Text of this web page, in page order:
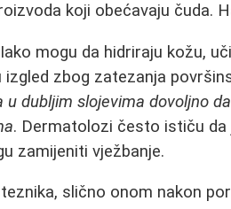
koji obećavaju čuda.
Iako mogu da hidriraju kožu,
zbog zatezanja
dubljim slojevima dovoljno
. Dermatolozi često ističu
zamijeniti vježbanje.
slično onom nakon